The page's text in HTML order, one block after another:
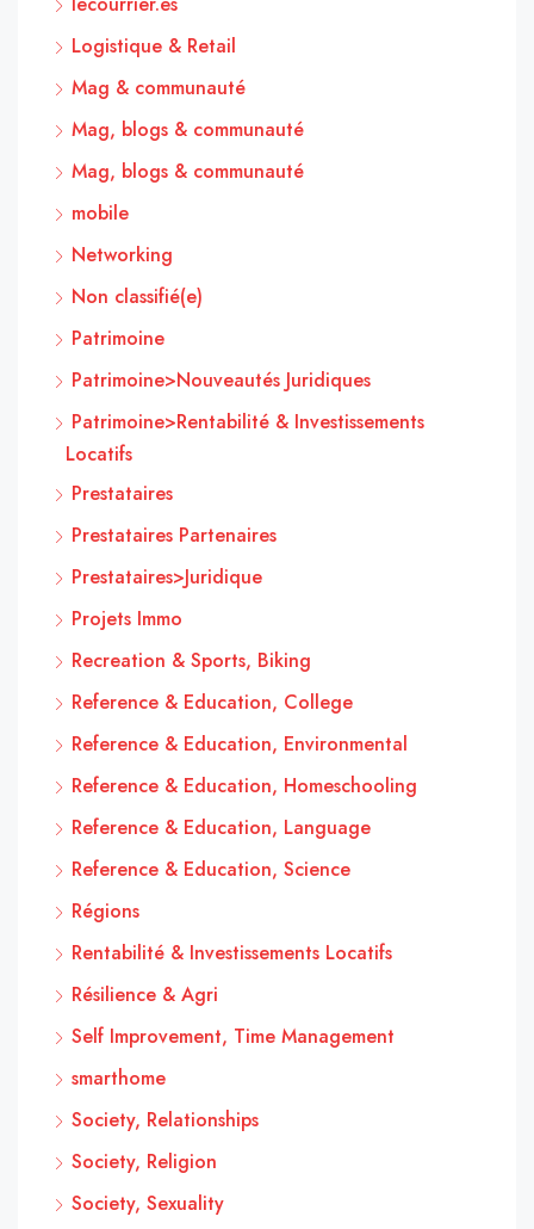
Logistique & Retail
Mag & communauté
Mag, blogs & communauté
Mag, blogs & communauté
mobile
Networking
Non classifié(e)
Patrimoine
Patrimoine>Nouveautés Juridiques
Patrimoine>Rentabilité & Investissements
Locatifs
Prestataires
Prestataires Partenaires
Prestataires>Juridique
Projets Immo
Recreation & Sports, Biking
Reference & Education, College
Reference & Education, Environmental
Reference & Education, Homeschooling
Reference & Education, Language
Reference & Education, Science
Régions
Rentabilité & Investissements Locatifs
Résilience & Agri
Self Improvement, Time Management
smarthome
Society, Relationships
Society, Religion
Society, Sexuality